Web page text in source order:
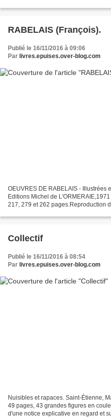
RABELAIS (François).
Publié le 16/11/2016 à 09:06
Par livres.epuises.over-blog.com
OEUVRES DE RABELAIS - Illustrées
Editions Michel de
217, 279 et 262 pages.Reproduction
Collectif
Publié le 16/11/2016 à 08:54
Par livres.epuises.over-blog.com
Nuisibles et rapaces. Saint-Étienne,
49 pages, 43 grandes figures en
d'une notice explicative en regard et